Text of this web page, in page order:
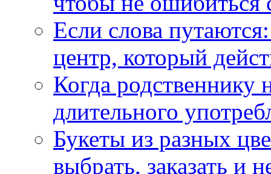
Если слова
центр, который
Когда
длительного
Букеты из разных
выбрать, заказать и